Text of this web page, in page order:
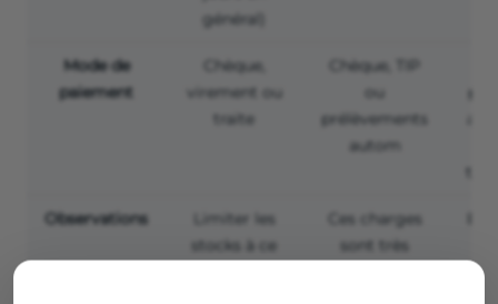
général)
Mode de
paiement
Chèque,
virement ou
traite
Chèque, TIP
ou
prélèvements
autom
Observations
Limiter les
stocks à ce
Ces charges
sont très